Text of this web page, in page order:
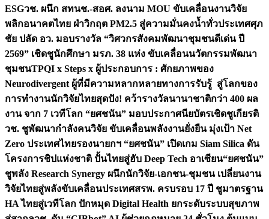
ESGวช. ผนึก สทนช.-สอศ. ลงนาม MOU ขับเคลื่อนงานวิจัย
พลิกอนาคตไทย ฝ่าวิกฤต PM2.5 สู่ความมั่นคงน้ำทั่วประเทศศุภ
ชัย ปลัด อว. มอบรางวัล “วิศวกรสังคมพัฒนาชุมชนดีเด่น ปี
2569” เชิดชูนักศึกษา มรภ. 38 แห่ง ขับเคลื่อนนวัตกรรมพัฒนา
ชุมชนTPQI x Steps x ผู้ประกอบการ : ศักยภาพของ
Neurodivergent ผู้ที่มีความหลากหลายทางการรับรู้ สู่โลกของ
การทำงานนักวิจัยไทยสุดปัง! คว้ารางวัลนานาชาติกว่า 400 ผล
งาน จาก 7 เวทีโลก “ยศชนัน” มอบประกาศนียบัตรเชิดชูเกียรติ
วช. ชูพัฒนากำลังคนวิจัย ขับเคลื่อนพลังงานยั่งยืน มุ่งเป้า Net
Zero ประเทศไทยรองนายกฯ “ยศชนัน” เปิดเกม Siam Silica ดัน
โครงการชิปแห่งชาติ ปั้นไทยสู่ฮับ Deep Tech อาเซียน“ยศชนัน”
ชูพลัง Research Synergy ผนึกนักวิจัย-เอกชน-ชุมชน เปลี่ยนงาน
วิจัยไทยสู่พลังขับเคลื่อนประเทศสรพ. ครบรอบ 17 ปี ชูมาตรฐาน
HA ไทยสู่เวทีโลก ปักหมุด Digital Health ยกระดับระบบสุขภาพ